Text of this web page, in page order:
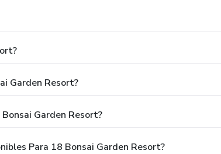
Garden Resort?
Garden Resort?
Para 18 Bonsai Garden Resort?